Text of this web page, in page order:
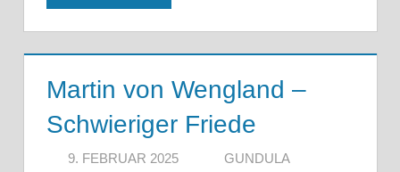
Martin von Wengland –
Schwieriger Friede
9. FEBRUAR 2025
GUNDULA